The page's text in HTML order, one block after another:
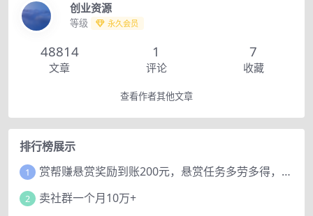
创业资源
等级 永久会员
48814
文章
1
评论
7
收藏
查看作者其他文章
排行榜展示
1 赏帮赚悬赏奖励到账200元，悬赏任务多劳多得，人人可做。
2 卖社群一个月10万+